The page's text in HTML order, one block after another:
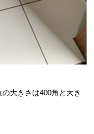
大きさは400角と大き